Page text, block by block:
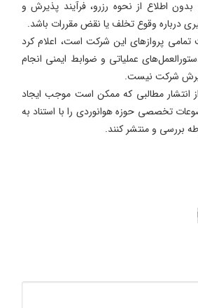
اطلاع از نحوه رزرو، فرآیند پذیرش و
درباره وقوع تخلف یا نقض مقررات باشد.
تمامی پروازهای این شرکت است، اعلام کرد
عملیاتی و ضوابط ایمنی انجام
شرکت نیست.
انتشار مطالبی که ممکن است موجب ایجاد
تخصصی حوزه هوانوردی را با استناد به
بررسی و منتشر کنند.